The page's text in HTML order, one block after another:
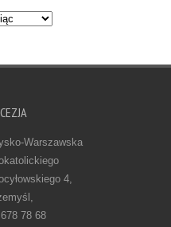
Warszawska
4,
78 68